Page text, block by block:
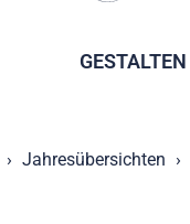
GESTALTEN
Jahresübersichten